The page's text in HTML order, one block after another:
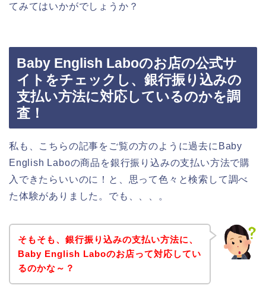
てみてはいかがでしょうか？
Baby English Laboのお店の公式サ
イトをチェックし、銀行振り込みの
支払い方法に対応しているのかを調
査！
私も、こちらの記事をご覧の方のように過去にBaby
English Laboの商品を銀行振り込みの支払い方法で購
入できたらいいのに！と、思って色々と検索して調べ
た体験がありました。でも、、、。
そもそも、銀行振り込みの支払い方法に、
Baby English Laboのお店って対応してい
るのかな～？